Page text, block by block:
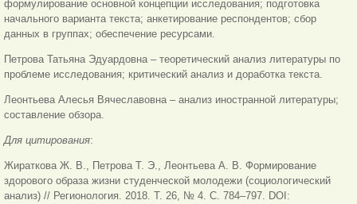
формулирование основной концепции исследования; подготовка
начального варианта текста; анкетирование респондентов; сбор
данных в группах; обеспечение ресурсами.
Петрова Татьяна Эдуардовна – теоретический анализ литературы по
проблеме исследования; критический анализ и доработка текста.
Леонтьева Алесья Вячеславовна – анализ иностранной литературы;
составление обзора.
Для цитирования:
Жираткова Ж. В., Петрова Т. Э., Леонтьева А. В. Формирование
здорового образа жизни студенческой молодежи (социологический
анализ) // Регионология. 2018. Т. 26, № 4. С. 784–797. DOI: